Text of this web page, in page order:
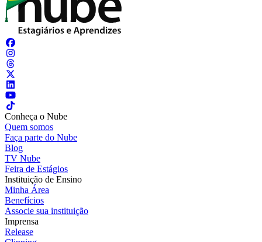
Conheça o Nube
Quem somos
Faça parte do Nube
Blog
TV Nube
Feira de Estágios
Instituição de Ensino
Minha Área
Benefícios
Associe sua instituição
Imprensa
Release